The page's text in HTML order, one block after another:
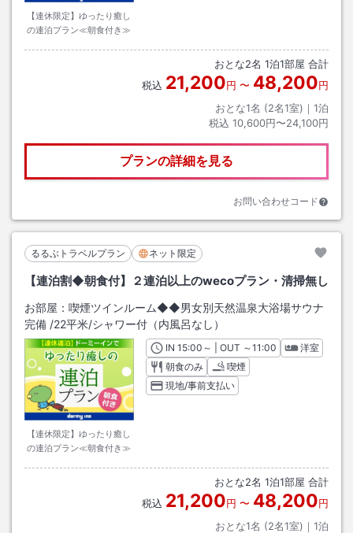
【連休限定】ゆったり癒し
の連泊プラン≪朝食付き≫
おとな2名 1泊1部屋 合計
税込 21,200円 〜 48,200円
おとな1名 (2名1室)｜ 1泊
税込 10,600円〜24,100円
プランの詳細を見る
お問い合わせコード
るるぶトラベルプラン ネット限定
【連泊割◆朝食付】２連泊以上のwecoプラン・清掃無し
お部屋： 喫煙ツインルーム◆◆男女別天然温泉大浴場サウナ
完備 /22平米/シャワー付（内風呂なし）
【連休限定】ゆったり癒し
の連泊プラン≪朝食付き≫
INチェックイン
15:00 ～ | OUT チェックアウト
～11:00
洋室
朝食のみ
喫煙
現地/事前支払い
おとな2名 1泊1部屋 合計
税込 21,200円 〜 48,200円
おとな1名 (2名1室)｜ 1泊